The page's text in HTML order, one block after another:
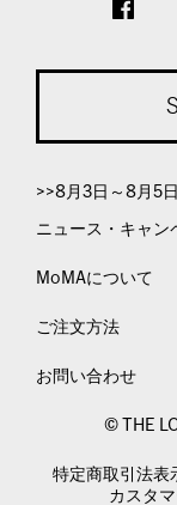
>>8月3日～8月5
ニュース・キャン
MoMAについて
ご注文方法
お問い合わせ
© THE
特定商取引法表
カスタ